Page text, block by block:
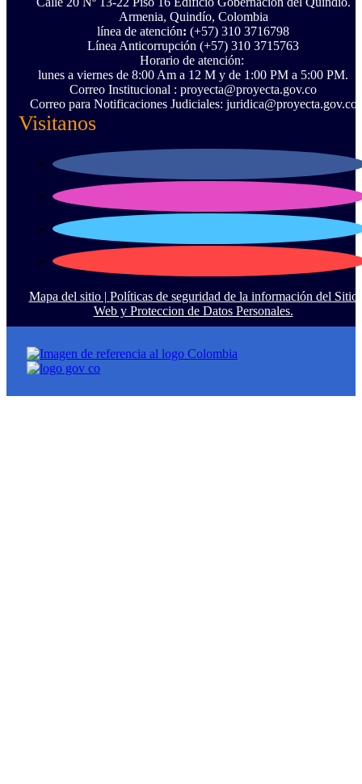
Armenia, Quindío, Colombia
línea de atención: (+57) 310 3716798
Línea Anticorrupción ‪(+57) 310 3715763‬
Horario de atención:
lunes a viernes de 8:00 Am a 12 M y de 1:00 PM a 5:00 PM.
Correo Institucional : proyecta@proyecta.gov.co
Correo para Notificaciones Judiciales: juridica@proyecta.gov.co
Visitanos
Mapa del sitio | Políticas de seguridad de la información del Sitio
Web y Proteccion de Datos Personales.